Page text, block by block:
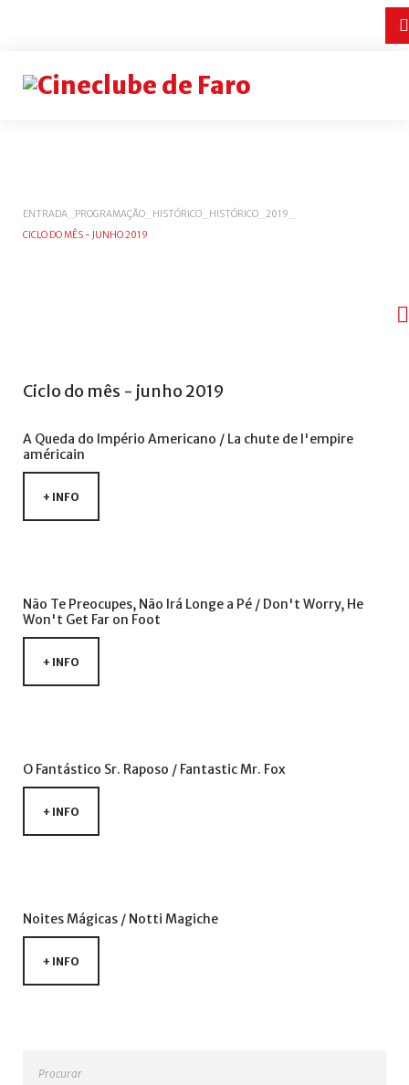
ENTRADA PROGRAMAÇÃO HISTÓRICO HISTÓRICO 2019
CICLO DO MÊS - JUNHO 2019
Ciclo do mês - junho 2019
A Queda do Império Americano / La chute de l'empire
américain
+ INFO
Não Te Preocupes, Não Irá Longe a Pé / Don't Worry, He
Won't Get Far on Foot
+ INFO
O Fantástico Sr. Raposo / FantasticMr. Fox
+ INFO
NoitesMágicas / Notti Magiche
+ INFO
register
INICIAR
nome
utilizador?
Google